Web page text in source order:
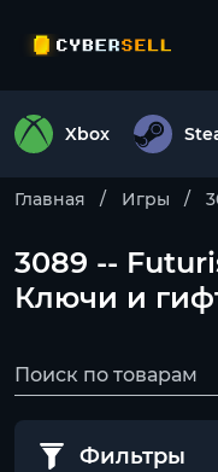
Xbox
Главная Игры
3089 --
Ключи и
Фильтры